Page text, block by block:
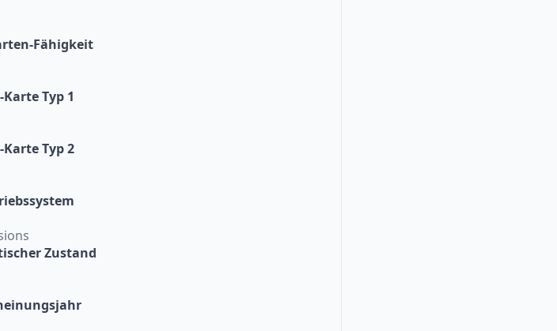
Fähigkeit
Karte Typ 1
Karte Typ 2
Zustand